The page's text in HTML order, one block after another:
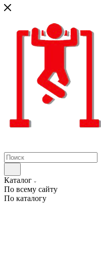
Каталог
По всему сайту
По каталогу